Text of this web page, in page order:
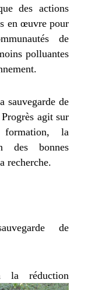
des actions
en œuvre pour
de
polluantes
sauvegarde de
agit sur
la
des bonnes
recherche.
de
la réduction